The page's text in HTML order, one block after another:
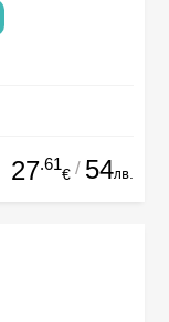
27.61
€ / 54лв.